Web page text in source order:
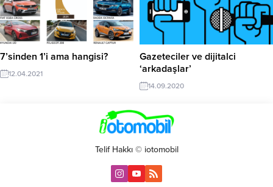
7’sinden 1’i ama hangisi?
12.04.2021
Gazeteciler ve dijitalci
‘arkadaşlar’
14.09.2020
Telif Hakkı © iotomobil